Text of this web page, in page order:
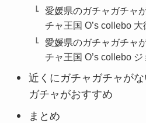
愛媛県のガチャガチャ
チャ王国 O’s collebo
愛媛県のガチャガチャ
チャ王国 O’s collebo
近くにガチャガチャが
ガチャがおすすめ
まとめ